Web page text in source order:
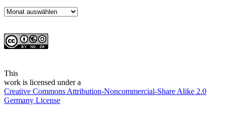
Archiv
This
work is licensed under a
Creative Commons Attribution-Noncommercial-Share Alike 2.0
Germany License